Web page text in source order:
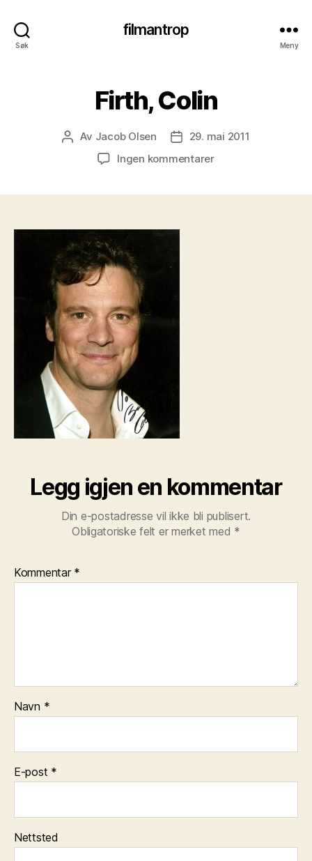
Søk
filmantrop
Meny
Firth, Colin
Innleggsforfatter
Av Jacob Olsen Publiseringsdato
29. mai 2011
Ingen kommentarertil
Legg igjen en kommentar
Din e-postadresse vil ikke bli publisert.
Obligatoriske felt er merket med *
Kommentar *
Navn *
E-post *
Nettsted